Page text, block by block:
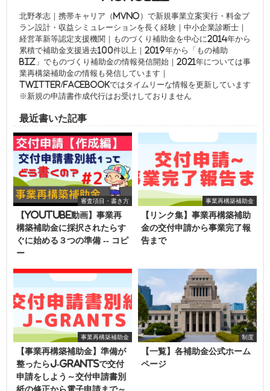
北野孝志｜携帯キャリア（MVNO）で新規事業立案実行・料金プ
ラン設計・収益シミュレーションを長く経験｜中小企業診断士｜
経営革新等認定支援機関｜ものづくり補助金を中心に2014年から
累積で補助金支援過去100件以上｜2019年から「もの補助
biz」でものづくり補助金の情報発信開始｜2021年については事
業再構築補助金の情報も発信しています｜
twitter/facebookではタイムリーな情報を更新しています
※新規の申請書作成代行はお受けしておりません
最近書いた記事
審査項目・書き方
【youtube動画】事業再
構築補助金に採択されたらす
ぐに始める３つの準備 -- コピ
ー
事業再構築補助金
【リンク集】事業再構築補助
金の交付申請から事業完了報
告まで
事業再構築補助金
【事業再構築補助金】準備が
整ったらJ-grantsで交付
申請をしよう～交付申請書別
紙の修正から電子申請まで～
制度
【一覧】各補助金公式ホーム
ページ